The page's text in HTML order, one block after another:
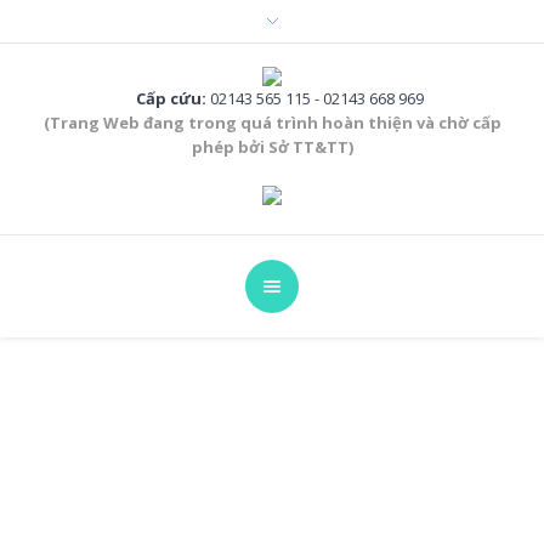
Cấp cứu: 02143 565 115 - 02143 668 969
(Trang Web đang trong quá trình hoàn thiện và chờ cấp
phép bởi Sở TT&TT)